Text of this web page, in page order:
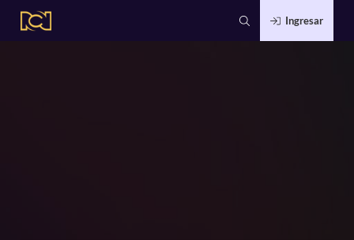
Ingresar